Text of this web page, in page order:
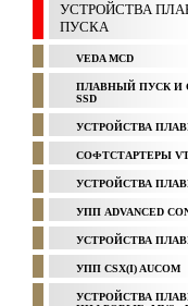
УСТРОЙСТВА
ПУСКА
VEDA MCD
ПЛАВНЫЙ ПУСК И
SSD
УСТРОЙСТВА
СОФТСТАРТЕРЫ VT
УСТРОЙСТВА
УПП ADVANCED
УСТРОЙСТВА
УПП CSX(I) AUCOM
УСТРОЙСТВА